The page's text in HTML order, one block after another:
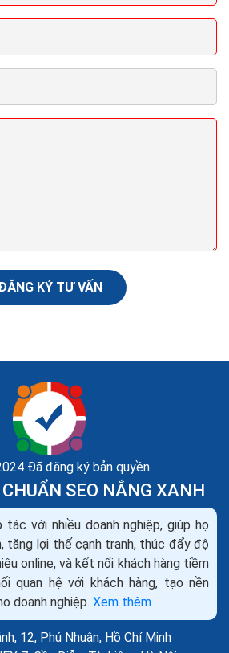
SEO là tối ưu hóa công cụ tìm
Engine Optimization- viết
hợp các phương pháp nhằm...
KÝ TƯ VẤN
Đã đăng ký bản quyền.
SEO NẮNG XANH
với nhiều doanh nghiệp, giúp họ
tăng lợi thế cạnh tranh, thúc đẩy độ
online, và kết nối khách hàng tiềm
quan hệ với khách hàng, tạo nền
doanh nghiệp. Xem thêm
12, Phú Nhuận, Hồ Chí Minh